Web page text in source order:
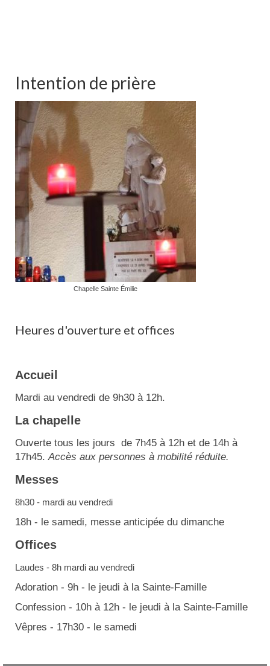
Intention de prière
Chapelle Sainte Émilie
Heures d'ouverture et offices
Accueil
Mardi au vendredi de 9h30 à 12h.
La chapelle
Ouverte tous les jours de 7h45 à 12h et de 14h à
17h45.Accès aux personnes à mobilité réduite.
Messes
8h30 - mardi au vendredi
18h - le samedi, messe anticipée du dimanche
Offices
Laudes - 8h mardi au vendredi
Adoration - 9h - le jeudi à la Sainte-Famille
Confession - 10h à 12h - le jeudi à la Sainte-Famille
Vêpres - 17h30 - le samedi